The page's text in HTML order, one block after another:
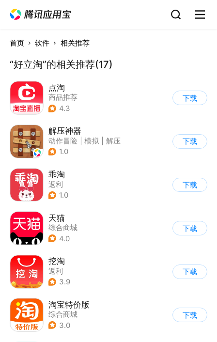
首页 软件 相关推荐
“好立淘”的相关推荐(17)
点淘
商品推荐
4.3
下载
解压神器
动作冒险 模拟
解压
| 像素风
1.0
下载
乖淘
返利
1.0
下载
天猫
综合商城
4.0
下载
挖淘
返利
3.9
下载
淘宝特价版
综合商城
3.0
下载